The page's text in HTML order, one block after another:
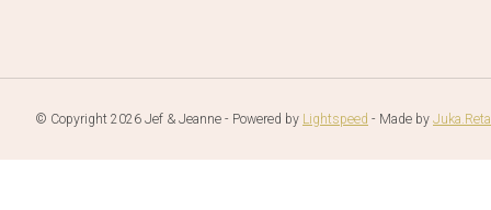
© Copyright 2026 Jef & Jeanne - Powered by Lightspeed - Made by